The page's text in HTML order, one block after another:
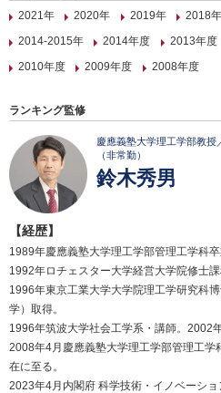
2021年
2020年 2019年 2018年
2014-2015年
2014年度 2013年度
2010年度
2009年度 2008年度
ランキング監修
慶應義塾大学理工学部教授
（非常勤）
鈴木秀男
【経歴】
1989年慶應義塾大学理工学部管理工学科卒
1992年ロチェスター大学経営大学院修士課
1996年東京工業大学大学院理工学研究科
学）取得。
1996年筑波大学社会工学系・講師。2002
2008年4月慶應義塾大学理工学部管理工
在に至る。
2023年4月内閣府 科学技術・イノベーシ